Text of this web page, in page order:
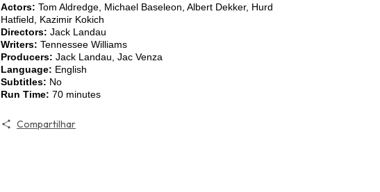
Actors: Tom Aldredge, Michael Baseleon, Albert Dekker, Hurd
Hatfield, Kazimir Kokich
Directors: Jack Landau
Writers: Tennessee Williams
Producers: Jack Landau, Jac Venza
Language: English
Subtitles: No
Run Time: 70 minutes
Compartilhar